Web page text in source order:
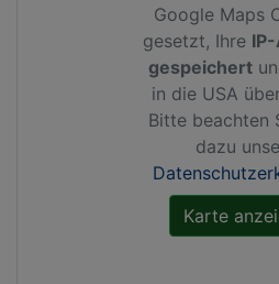
Google Maps
gesetzt, Ihre
gespeichert
in die USA
Bitte beachten
dazu